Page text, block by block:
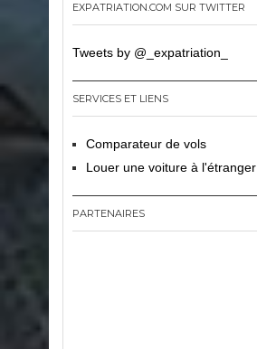
EXPATRIATION.COM SUR TWITTER
Tweets by @_expatriation_
SERVICES ET LIENS
Comparateur de vols
Louer une voiture à l'étranger
PARTENAIRES